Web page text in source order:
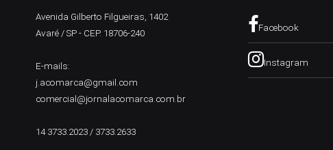
Avenida Gilberto Filgueiras, 1402
Avaré / SP - CEP. 18706-240
E-mails:
j.acomarca@gmail.com
comercial@jornalacomarca.com.br
14 3733.2023 / 3733.2633
Facebook
Instagram